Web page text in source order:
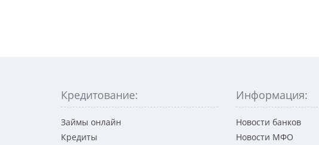
Кредитование:
Займы онлайн
Кредиты
Информация:
Новости банков
Новости МФО